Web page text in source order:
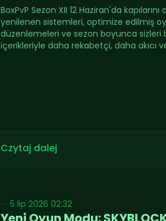
BoxPvP Sezon XII 12 Haziran'da
yenilenen sistemleri, optimize edilmiş
düzenlemeleri ve sezon boyunca sizleri
içerikleriyle daha rekabetçi, daha akıcı
Czytaj dalej
5 lip 2026 02:32